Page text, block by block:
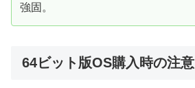
強固。
64ビット版OS購入時の注意